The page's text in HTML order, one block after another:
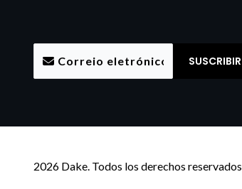
2026 Dake. Todos los derechos